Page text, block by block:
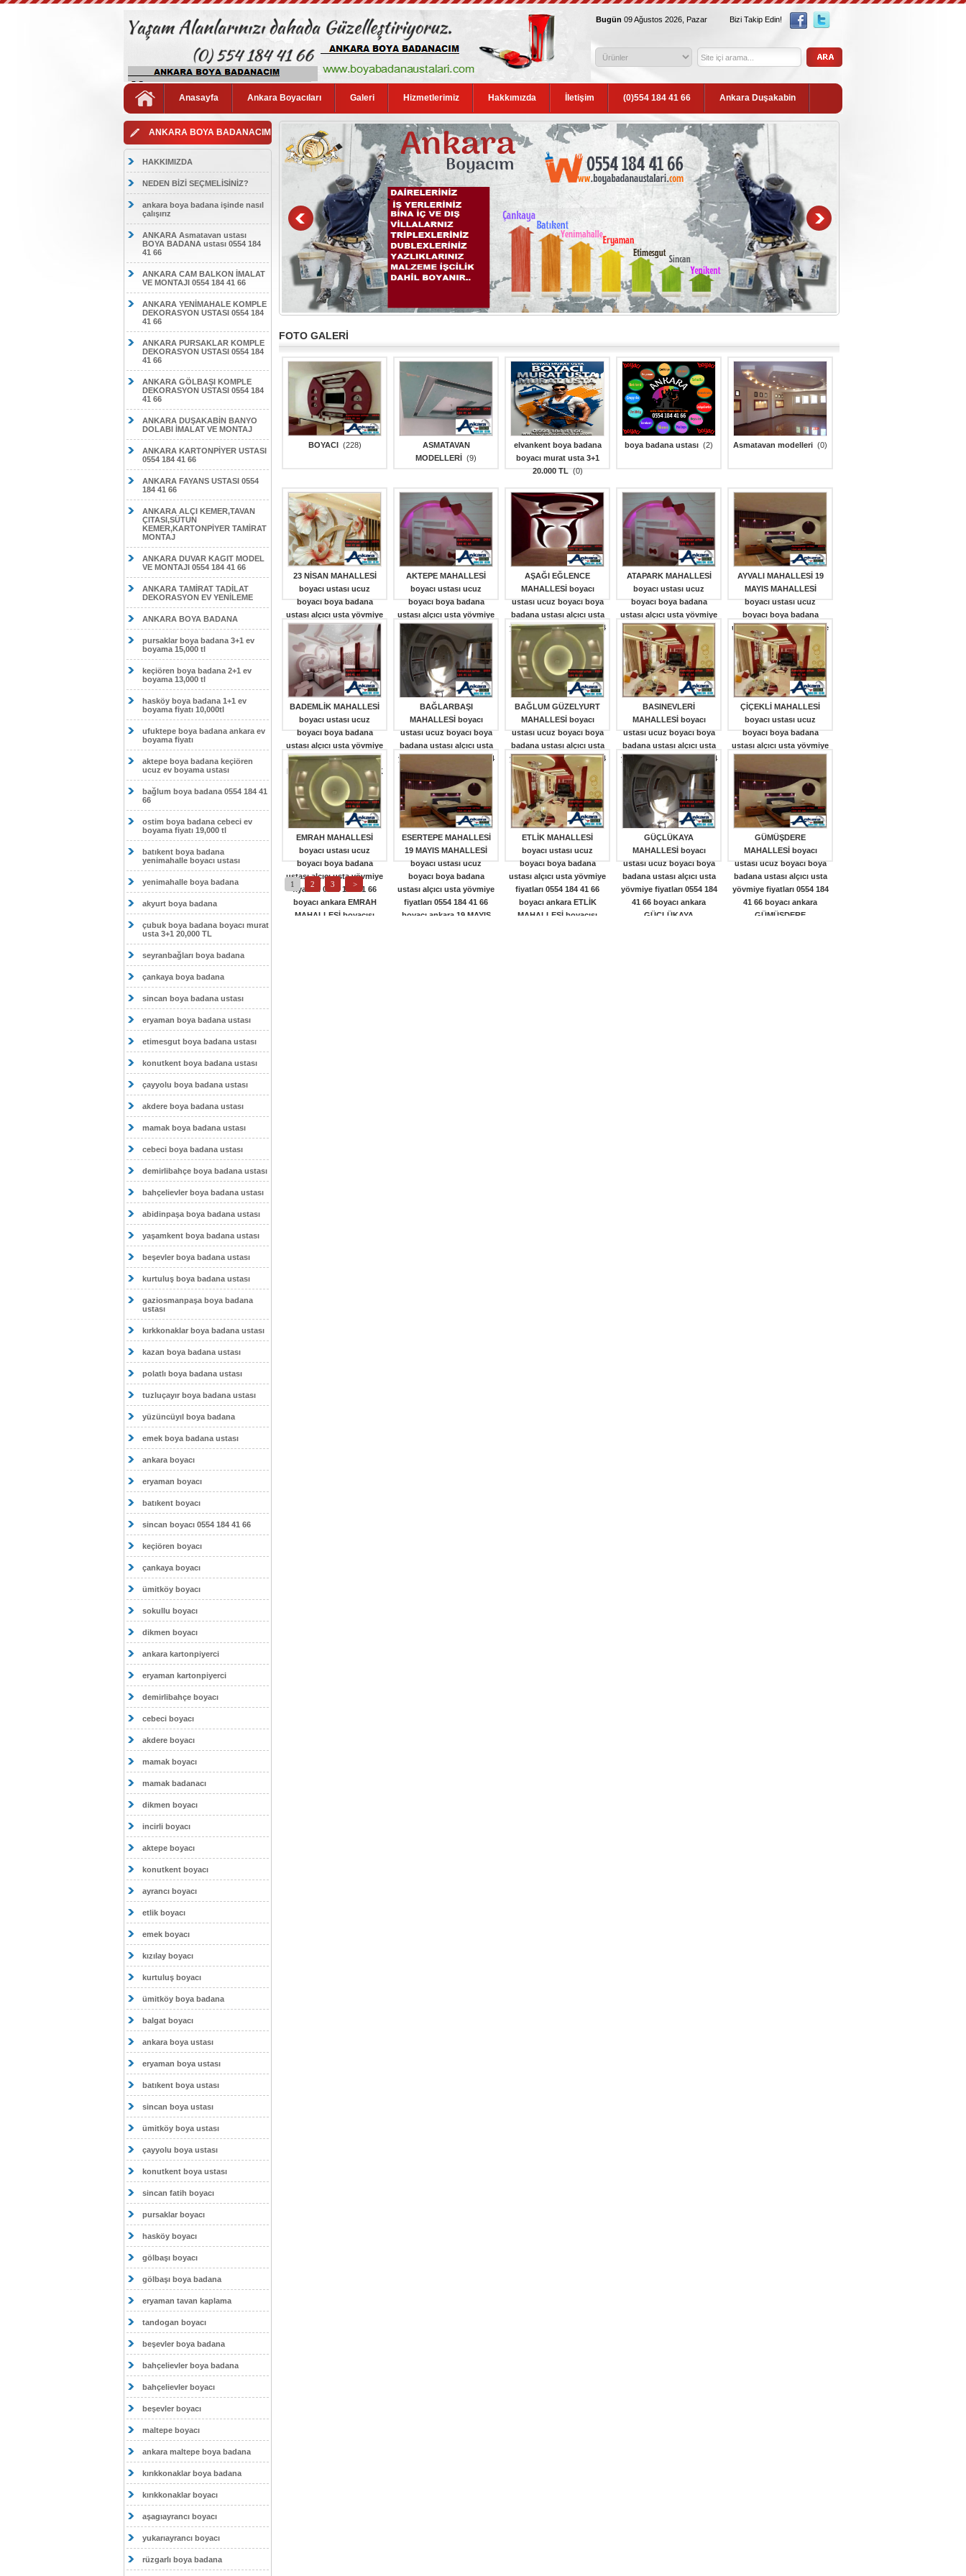
Bugün 09 Ağustos 2026, Pazar Bizi Takip Edin!
Anasayfa Ankara Boyacıları Galeri Hizmetlerimiz Hakkımızda İletişim (0)554 184 41 66 Ankara Duşakabin
ANKARA BOYA BADANACIM
HAKKIMIZDA
NEDEN BİZİ SEÇMELİSİNİZ?
ankara boya badana işinde nasıl
çalışırız
ANKARA Asmatavan ustası
BOYA BADANA ustası 0554 184
41 66
ANKARA CAM BALKON İMALAT
VE MONTAJI 0554 184 41 66
ANKARA YENİMAHALE KOMPLE
DEKORASYON USTASI 0554 184
41 66
ANKARA PURSAKLAR KOMPLE
DEKORASYON USTASI 0554 184
41 66
ANKARA GÖLBAŞI KOMPLE
DEKORASYON USTASI 0554 184
41 66
ANKARA DUŞAKABİN BANYO
DOLABI İMALAT VE MONTAJ
ANKARA KARTONPİYER USTASI
0554 184 41 66
ANKARA FAYANS USTASI 0554
184 41 66
ANKARA ALÇI KEMER,TAVAN
ÇITASI,SÜTUN
KEMER,KARTONPİYER TAMİRAT
MONTAJ
ANKARA DUVAR KAGIT MODEL
VE MONTAJI 0554 184 41 66
ANKARA TAMİRAT TADİLAT
DEKORASYON EV YENİLEME
ANKARA BOYA BADANA
pursaklar boya badana 3+1 ev
boyama 15,000 tl
keçiören boya badana 2+1 ev
boyama 13,000 tl
hasköy boya badana 1+1 ev
boyama fiyatı 10,000tl
ufuktepe boya badana ankara ev
boyama fiyatı
aktepe boya badana keçiören
ucuz ev boyama ustası
bağlum boya badana 0554 184 41
66
ostim boya badana cebeci ev
boyama fiyatı 19,000 tl
batıkent boya badana
yenimahalle boyacı ustası
yenimahalle boya badana
akyurt boya badana
çubuk boya badana boyacı murat
usta 3+1 20,000 TL
seyranbağları boya badana
çankaya boya badana
sincan boya badana ustası
eryaman boya badana ustası
etimesgut boya badana ustası
konutkent boya badana ustası
çayyolu boya badana ustası
akdere boya badana ustası
mamak boya badana ustası
cebeci boya badana ustası
demirlibahçe boya badana ustası
bahçelievler boya badana ustası
abidinpaşa boya badana ustası
yaşamkent boya badana ustası
beşevler boya badana ustası
kurtuluş boya badana ustası
gaziosmanpaşa boya badana
ustası
kırkkonaklar boya badana ustası
kazan boya badana ustası
polatlı boya badana ustası
tuzluçayır boya badana ustası
yüzüncüyıl boya badana
emek boya badana ustası
ankara boyacı
eryaman boyacı
batıkent boyacı
sincan boyacı 0554 184 41 66
keçiören boyacı
çankaya boyacı
ümitköy boyacı
sokullu boyacı
dikmen boyacı
ankara kartonpiyerci
eryaman kartonpiyerci
demirlibahçe boyacı
cebeci boyacı
akdere boyacı
mamak boyacı
mamak badanacı
dikmen boyacı
incirli boyacı
aktepe boyacı
konutkent boyacı
ayrancı boyacı
etlik boyacı
emek boyacı
kızılay boyacı
kurtuluş boyacı
ümitköy boya badana
balgat boyacı
ankara boya ustası
eryaman boya ustası
batıkent boya ustası
sincan boya ustası
ümitköy boya ustası
çayyolu boya ustası
konutkent boya ustası
sincan fatih boyacı
pursaklar boyacı
hasköy boyacı
gölbaşı boyacı
gölbaşı boya badana
eryaman tavan kaplama
tandogan boyacı
beşevler boya badana
bahçelievler boya badana
bahçelievler boyacı
beşevler boyacı
maltepe boyacı
ankara maltepe boya badana
kırıkkonaklar boya badana
kırıkkonaklar boyacı
aşagıayrancı boyacı
yukarıayrancı boyacı
rüzgarlı boya badana
FOTO GALERİ
BOYACI(228)
ASMATAVAN
MODELLERİ (9)
elvankent boya badana
boyacı murat usta 3+1
20.000 TL (0)
boya badana ustası (2) Asmatavan modelleri (0)
23 NİSAN MAHALLESİ
boyacı ustası ucuz
boyacı boya badana
ustası alçıcı usta yövmiye
fiyatları 0554 184 41 66
boyacı ankara 23 NİSAN
MAHALLESİ boyacısı
daire boyama fiyatı(0)
AKTEPE MAHALLESİ
boyacı ustası ucuz
boyacı boya badana
ustası alçıcı usta yövmiye
fiyatları 0554 184 41 66
boyacı ankara AKTEPE
MAHALLESİ boyacısı
daire boyama fiyatı
(0)
AŞAĞI EĞLENCE
MAHALLESİ boyacı
ustası ucuz boyacı boya
badana ustası alçıcı usta
yövmiye fiyatları 0554 184
41 66 boyacı ankara
AŞAĞI EĞLENCE
MAHALLESİboyacısı
daire boyama fiyatı(0)
ATAPARK MAHALLESİ
boyacı ustası ucuz
boyacı boya badana
ustası alçıcı usta yövmiye
fiyatları 0554 184 41 66
boyacı ankara ATAPARK
MAHALLESİ boyacısı
daire boyama fiyatı(0)
AYVALI MAHALLESİ 19
MAYIS MAHALLESİ
boyacı ustası ucuz
boyacı boya badana
ustası alçıcı usta yövmiye
fiyatları 0554 184 41 66
boyacı ankara 19 MAYIS
MAHALLESİ boyacısı
daire boyama fiyatı(0)
BADEMLİK MAHALLESİ
boyacı ustası ucuz
boyacı boya badana
ustası alçıcı usta yövmiye
fiyatları 0554 184 41 66
boyacı ankara BADEMLİK
MAHALLESİ boyacısı
daire boyama fiyatı (0)
BAĞLARBAŞI
MAHALLESİ boyacı
ustası ucuz boyacı boya
badana ustası alçıcı usta
yövmiye fiyatları 0554 184
41 66 boyacı ankara
BAĞLARBAŞI
MAHALLESİ boyacısı
daire boyama fiyatı(0)
BAĞLUM GÜZELYURT
MAHALLESİ boyacı
ustası ucuz boyacı boya
badana ustası alçıcı usta
yövmiye fiyatları 0554 184
41 66 boyacı ankara
BAĞLUM GÜZELYURT
MAHALLESİ boyacısı
daire boyama fiyatı(0)
BASINEVLERİ
MAHALLESİ boyacı
ustası ucuz boyacı boya
badana ustası alçıcı usta
yövmiye fiyatları 0554 184
41 66 boyacı ankara
BASINEVLERİ
MAHALLESİ boyacısı
daire boyama fiyatı(0)
ÇİÇEKLİ MAHALLESİ
boyacı ustası ucuz
boyacı boya badana
ustası alçıcı usta yövmiye
boyacı ankara ÇİÇEKLİ
MAHALLESİ boyacısı
daire boyama fiyatı(0)
EMRAH MAHALLESİ
boyacı ustası ucuz
boyacı boya badana
ustası alçıcı usta yövmiye
fiyatları 0554 184 41 66
boyacı ankara EMRAH
MAHALLESİ boyacısı
ESERTEPE MAHALLESİ
19 MAYIS MAHALLESİ
boyacı ustası ucuz
boyacı boya badana
ustası alçıcı usta yövmiye
fiyatları 0554 184 41 66
boyacı ankara 19 MAYIS
ETLİK MAHALLESİ
boyacı ustası ucuz
boyacı boya badana
ustası alçıcı usta yövmiye
fiyatları 0554 184 41 66
boyacı ankara ETLİK
MAHALLESİ boyacısı
GÜÇLÜKAYA
MAHALLESİ boyacı
ustası ucuz boyacı boya
badana ustası alçıcı usta
yövmiye fiyatları 0554 184
41 66 boyacı ankara
GÜÇLÜKAYA
GÜMÜŞDERE
MAHALLESİ boyacı
ustası ucuz boyacı boya
badana ustası alçıcı usta
yövmiye fiyatları 0554 184
41 66 boyacı ankara
GÜMÜŞDERE
1 2 3 >